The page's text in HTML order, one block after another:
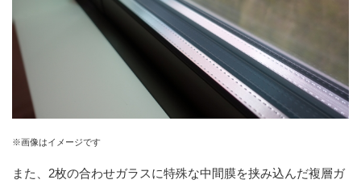
※画像はイメージです
また、2枚の合わせガラスに特殊な中間膜を挟み込んだ複層ガ